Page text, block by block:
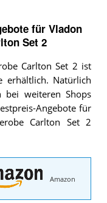
für Vladon
Set 2
Carlton Set 2 ist
erhältlich. Natürlich
bei weiteren Shops
Angebote für
Carlton Set 2
Amazon